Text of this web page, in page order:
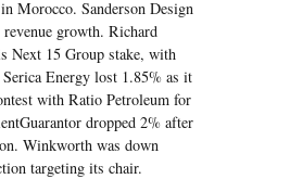
Morocco. Sanderson Design
growth. Richard
Next 15 Group stake, with
Energy lost 1.85% as it
with Ratio Petroleum for
dropped 2% after
Winkworth was down
targeting its chair.